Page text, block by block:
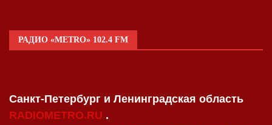
РАДИО «METRO» 102.4 FM
Санкт-Петербург и Ленинградская область
RADIOMETRO.RU .